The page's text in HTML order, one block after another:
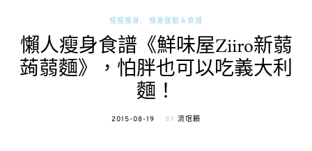
瘦瘦瘦身 瘦身運動＆食譜
懶人瘦身食譜《鮮味屋Ziiro新蒻
蒟蒻麵》，怕胖也可以吃義大利
麵！
POSTED
2015-08-19 BY 流氓顆